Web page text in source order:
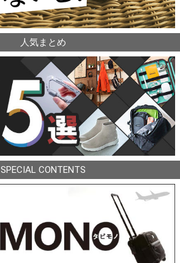
人気まとめ
SPECIAL CONTENTS